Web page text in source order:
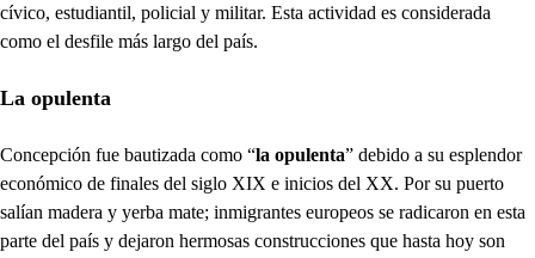
cívico, estudiantil, policial y militar. Esta actividad es considerada
como el desfile más largo del país.
La opulenta
Concepción fue bautizada como “la opulenta” debido a su esplendor
económico de finales del siglo XIX e inicios del XX. Por su puerto
salían madera y yerba mate; inmigrantes europeos se radicaron en esta
parte del país y dejaron hermosas construcciones que hasta hoy son